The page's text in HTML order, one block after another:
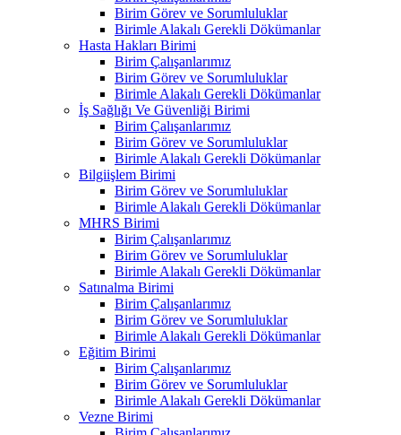
Birim Görev ve Sorumluluklar
Birimle Alakalı Gerekli Dökümanlar
Hasta Hakları Birimi
Birim Çalışanlarımız
Birim Görev ve Sorumluluklar
Birimle Alakalı Gerekli Dökümanlar
İş Sağlığı Ve Güvenliği Birimi
Birim Çalışanlarımız
Birim Görev ve Sorumluluklar
Birimle Alakalı Gerekli Dökümanlar
Bilgiişlem Birimi
Birim Görev ve Sorumluluklar
Birimle Alakalı Gerekli Dökümanlar
MHRS Birimi
Birim Çalışanlarımız
Birim Görev ve Sorumluluklar
Birimle Alakalı Gerekli Dökümanlar
Satınalma Birimi
Birim Çalışanlarımız
Birim Görev ve Sorumluluklar
Birimle Alakalı Gerekli Dökümanlar
Eğitim Birimi
Birim Çalışanlarımız
Birim Görev ve Sorumluluklar
Birimle Alakalı Gerekli Dökümanlar
Vezne Birimi